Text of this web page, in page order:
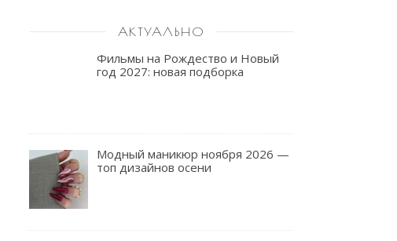
АКТУАЛЬНО
Фильмы на Рождество и Новый
год 2027: новая подборка
Модный маникюр ноября 2026 —
топ дизайнов осени